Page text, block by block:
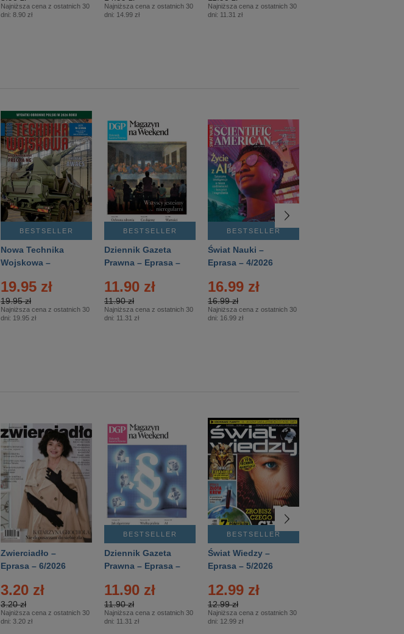
Najniższa cena z ostatnich 30
dni: 8.90 zł
Najniższa cena z ostatnich 30
dni: 14.99 zł
Najniższa cena z ostatnich 30
dni: 11.31 zł
BESTSELLER
Nowa Technika
Wojskowa –
19.95 zł
19.95 zł
Najniższa cena z ostatnich 30
dni: 19.95 zł
BESTSELLER
Dziennik Gazeta
Prawna – Eprasa –
11.90 zł
11.90 zł
Najniższa cena z ostatnich 30
dni: 11.31 zł
BESTSELLER
Świat Nauki –
Eprasa – 4/2026
16.99 zł
16.99 zł
Najniższa cena z ostatnich 30
dni: 16.99 zł
Zwierciadło –
Eprasa – 6/2026
3.20 zł
3.20 zł
Najniższa cena z ostatnich 30
dni: 3.20 zł
BESTSELLER
Dziennik Gazeta
Prawna – Eprasa –
11.90 zł
11.90 zł
Najniższa cena z ostatnich 30
dni: 11.31 zł
BESTSELLER
Świat Wiedzy –
Eprasa – 5/2026
12.99 zł
12.99 zł
Najniższa cena z ostatnich 30
dni: 12.99 zł